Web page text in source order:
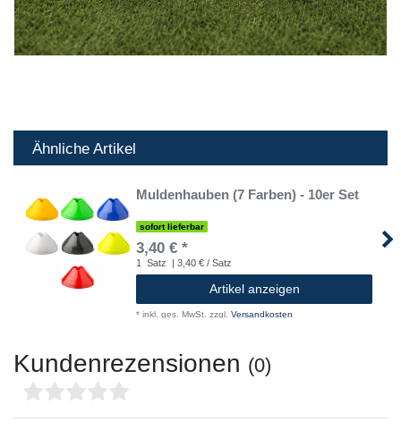
Ähnliche Artikel
Muldenhauben (7 Farben) - 10er Set
sofort lieferbar
3,40 € *
1 Satz | 3,40 € / Satz
Artikel anzeigen
* inkl. ges. MwSt. zzgl. Versandkosten
Kundenrezensionen (0)